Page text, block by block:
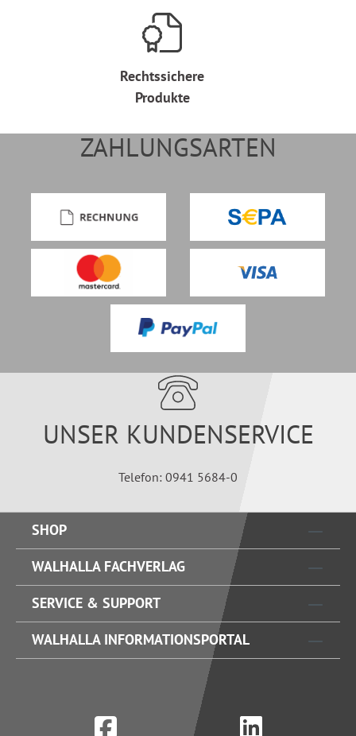
Rechtssichere
Produkte
ZAHLUNGSARTEN
UNSER KUNDENSERVICE
Telefon: 0941 5684-0
SHOP
WALHALLA FACHVERLAG
SERVICE & SUPPORT
WALHALLA INFORMATIONSPORTAL